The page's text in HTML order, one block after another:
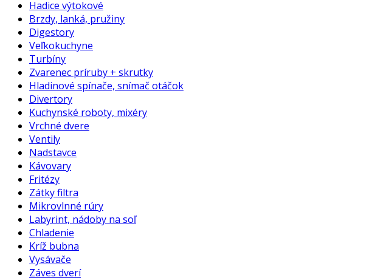
Hadice výtokové
Brzdy, lanká, pružiny
Digestory
Veľkokuchyne
Turbíny
Zvarenec príruby + skrutky
Hladinové spínače, snímač otáčok
Divertory
Kuchynské roboty, mixéry
Vrchné dvere
Ventily
Nadstavce
Kávovary
Fritézy
Zátky filtra
Mikrovlnné rúry
Labyrint, nádoby na soľ
Chladenie
Kríž bubna
Vysávače
Záves dverí